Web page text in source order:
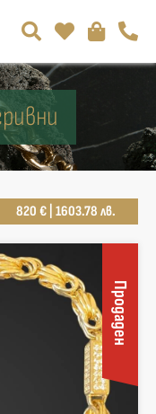
820 € | 1603.78 лв.
Продаден